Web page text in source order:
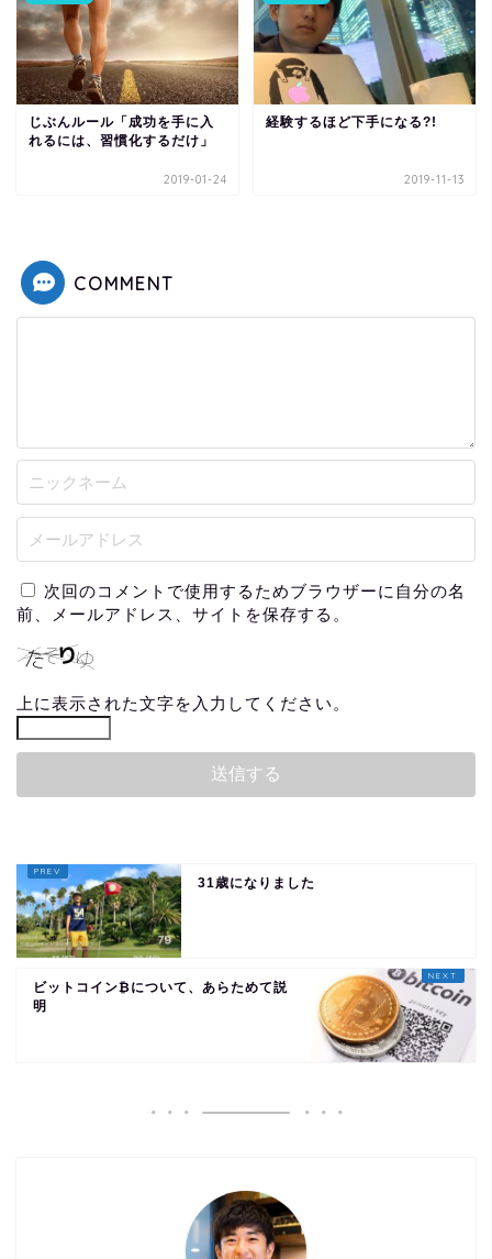
じぶんルール「成功を手に入
れるには、習慣化するだけ」
2019-01-24
経験するほど下手になる?!
2019-11-13
COMMENT
次回のコメントで使用するためブラウザーに自分の名
前、メールアドレス、サイトを保存する。
上に表示された文字を入力してください。
31歳になりました
ビットコイン₿について、あらためて説
明